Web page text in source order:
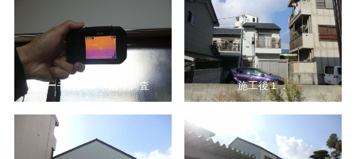
サーモカメラ雨漏り調査 施工後１．